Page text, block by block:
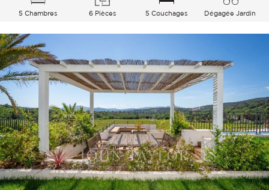
5 Chambres 6 Pièces 5 Couchages Dégagée Jardin